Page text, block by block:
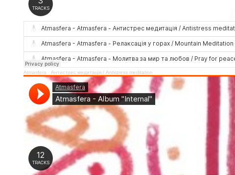
Atmasfera · Антистрес медитація / Аntistress meditation